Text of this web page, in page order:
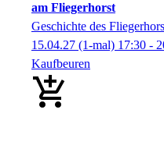
am Fliegerhorst
Geschichte des
15.04.27 (1-mal) 17:30 -
Kaufbeuren